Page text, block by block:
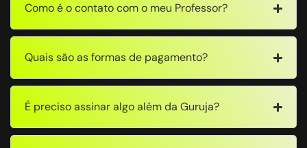
Como é o contato com o meu Professor?
Quais são as formas de pagamento?
É preciso assinar algo além da Guruja?